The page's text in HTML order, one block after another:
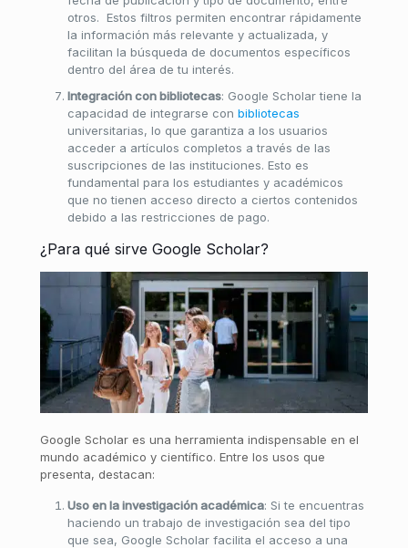
otros. Estos filtros permiten encontrar rápidamente
la información más relevante y actualizada, y
facilitan la búsqueda de documentos específicos
dentro del área de tu interés.
Integración con bibliotecas: Google Scholar tiene la
capacidad de integrarse con bibliotecas
universitarias, lo que garantiza a los usuarios
acceder a artículos completos a través de las
suscripciones de las instituciones. Esto es
fundamental para los estudiantes y académicos
que no tienen acceso directo a ciertos contenidos
debido a las restricciones de pago.
¿Para qué sirve Google Scholar?
Google Scholar es una herramienta indispensable en el
mundo académico y científico. Entre los usos que
presenta, destacan:
Uso en la investigación académica: Si te encuentras
haciendo un trabajo de investigación sea del tipo
que sea, Google Scholar facilita el acceso a una